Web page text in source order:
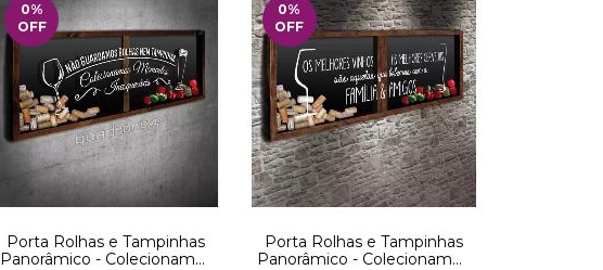
0%
OFF
Porta Rolhas e Tampinhas
Panorâmico - Colecionamos
0%
OFF
Porta Rolhas e Tampinhas
Panorâmico - Colecionamos